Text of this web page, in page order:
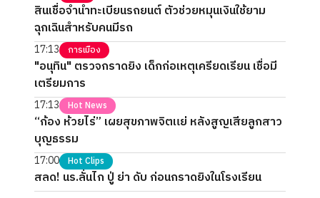
สินเชื่อจำนำทะเบียนรถยนต์ ตัวช่วยหมุนเงินใช้ยาม
ฉุกเฉินสำหรับคนมีรถ
17:13 การเมือง
"อนุทิน" ตรวจกราดยิง เด็กก่อเหตุเครียดเรียน เชื่อมี
เตรียมการ
17:13 Hot News
“ก้อง ห้วยไร่” เผยสุขภาพจิตแย่ หลังสูญเสียลูกสาว
บุญธรรม
17:00 Hot Clips
สลด! นร.ลั่นไก ปู่ ย่า ดับ ก่อนกราดยิงในโรงเรียน